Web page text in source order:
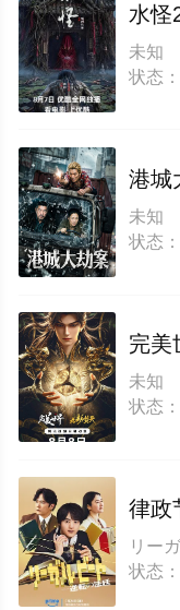
水怪
未知
状态
港城
未知
状态
完美
未知
状态
律政
リー
状态